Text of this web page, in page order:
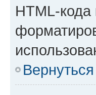
HTML-